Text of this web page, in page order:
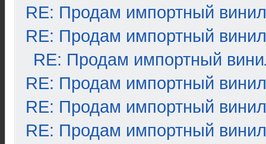
RE: Продам импортный винил
RE: Продам импортный винил
RE: Продам импортный
RE: Продам импортный винил
RE: Продам импортный винил
RE: Продам импортный винил